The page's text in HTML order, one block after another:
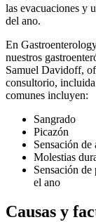
las evacuaciones y
del ano.
En
nuestros
Samuel Davidoff,
consultorio,
comunes incluyen:
Sangrado
Picazón
Sensación de
Molestias
Sensación
el ano
Causas y